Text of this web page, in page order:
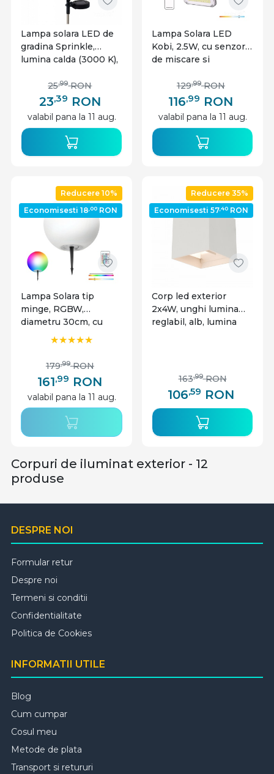
Lampa solara LED de
gradina Sprinkle,
lumina calda (3000 K),
23,39 RON
25,99 RON
valabil pana la 11 aug.
Lampa Solara LED
Kobi, 2.5W, cu senzor
de miscare si
rece(6000 K)
116,99 RON
129,99 RON
valabil pana la 11 aug.
Reducere 10%
Economisesti 18,00 RON
Lampa Solara tip
minge, RGBW,
diametru 30cm, cu
telecomanda, Kobi
161,99 RON
179,99 RON
valabil pana la 11 aug.
Reducere 35%
Economisesti 57,40 RON
Corp led exterior
2x4W, unghi lumina
reglabil, alb, lumina
106,59 RON
163,99 RON
Corpuri de iluminat exterior - 12
produse
DESPRE NOI
Formular retur
Despre noi
Termeni si conditii
Confidentialitate
Politica de Cookies
INFORMATII UTILE
Blog
Cum cumpar
Cosul meu
Metode de plata
Transport si retururi